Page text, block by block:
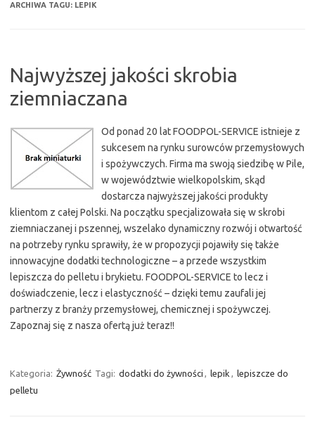
ARCHIWA TAGU: LEPIK
Najwyższej jakości skrobia
ziemniaczana
Od ponad 20 lat FOODPOL-SERVICE istnieje z
sukcesem na rynku surowców przemysłowych
i spożywczych. Firma ma swoją siedzibę w Pile,
w województwie wielkopolskim, skąd
dostarcza najwyższej jakości produkty
klientom z całej Polski. Na początku specjalizowała się w skrobi
ziemniaczanej i pszennej, wszelako dynamiczny rozwój i otwartość
na potrzeby rynku sprawiły, że w propozycji pojawiły się także
innowacyjne dodatki technologiczne – a przede wszystkim
lepiszcza do pelletu i brykietu. FOODPOL-SERVICE to lecz i
doświadczenie, lecz i elastyczność – dzięki temu zaufali jej
partnerzy z branży przemysłowej, chemicznej i spożywczej.
Zapoznaj się z nasza ofertą już teraz!!
Kategoria: Żywność Tagi: dodatki do żywności , lepik , lepiszcze do
pelletu